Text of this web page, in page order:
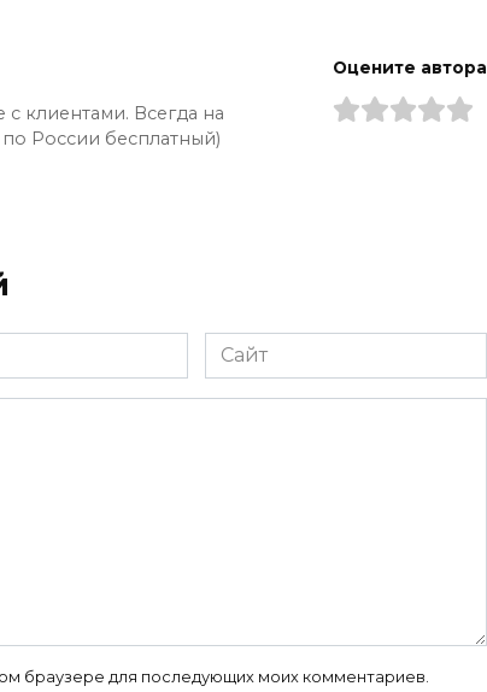
клиентами. Всегда на
России бесплатный)
Оцените автора
Сайт
браузере для последующих моих комментариев.